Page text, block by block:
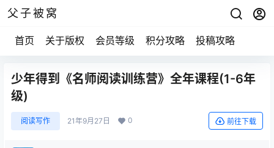
父子被窝
首页 关于版权 会员等级 积分攻略 投稿攻略
少年得到《名师阅读训练营》全年课程(1-6年
级)
阅读写作 21年9月27日 0 前往下载